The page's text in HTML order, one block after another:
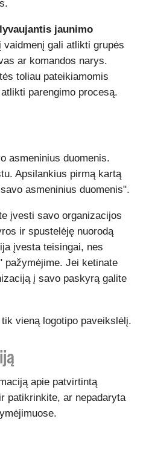
jaunimo
gali atlikti grupės
ar komandos narys.
toliau pateikiamomis
parengimo procesą.
asmeninius duomenis.
Apsilankius pirmą kartą
asmeninius duomenis".
įvesti savo organizacijos
ir spustelėję nuorodą
įvesta teisingai, nes
pažymėjime. Jei ketinate
į savo paskyrą galite
vieną logotipo paveikslėlį.
apie patvirtintą
patikrinkite, ar nepadaryta